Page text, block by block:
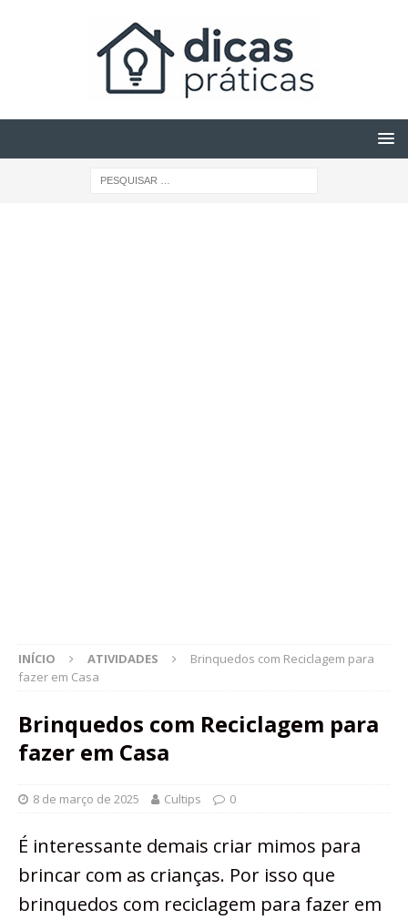
INÍCIO ATIVIDADES
Brinquedos com Reciclagem para
fazer em Casa
Brinquedos com Reciclagem para
fazer em Casa
8 de março de 2025 Cultips 0
É interessante demais criar mimos para
brincar com as crianças. Por isso que
brinquedos com reciclagem para fazer em